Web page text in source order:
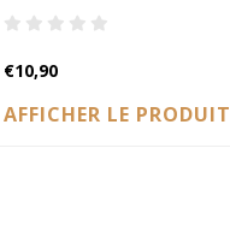
€10,90
AFFICHER LE PRODUIT